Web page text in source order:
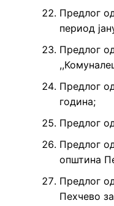
Предлог
период
Предлог
Предлог
година;
Предлог
Предлог
општина
Предлог
Пехчево